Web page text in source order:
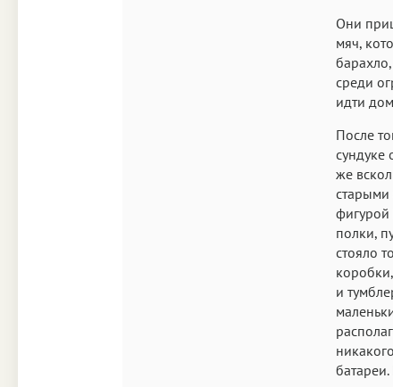
Они
мяч,
среди
идти
После
сундуке
же
фигурой
полки,
стояло
и